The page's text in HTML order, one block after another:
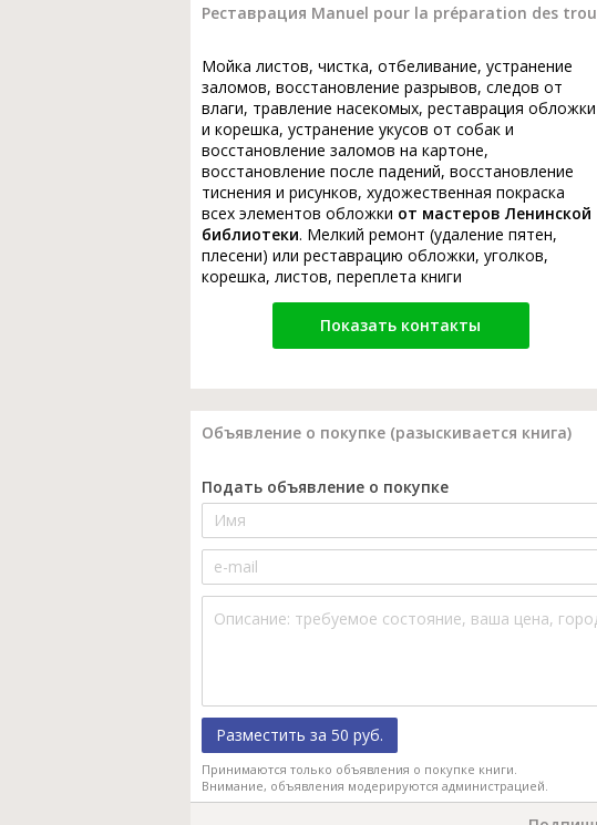
Реставрация Manuel pour la préparation des
Мойка листов, чистка, отбеливание, устранение
заломов, восстановление разрывов, следов от
влаги, травление насекомых, реставрация обложки
и корешка, устранение укусов от собак и
восстановление заломов на картоне,
восстановление после падений, восстановление
тиснения и рисунков, художественная покраска
всех элементов обложки от мастеров Ленинской
библиотеки. Мелкий ремонт (удаление пятен,
плесени) или реставрацию обложки, уголков,
корешка, листов, переплета книги
Показать контакты
Объявление о покупке (разыскивается книга)
Подать объявление о покупке
Разместить за 50 руб.
Принимаются только объявления о покупке книги.
Внимание, объявления модерируются администрацией.